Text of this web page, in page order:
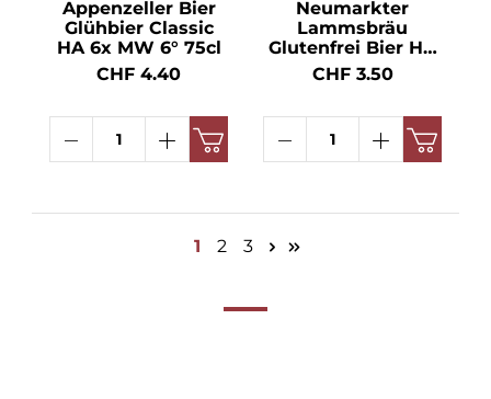
Appenzeller Bier
Glühbier Classic
HA 6x MW 6° 75cl
CHF 4.40
Neumarkter
Lammsbräu
Glutenfrei Bier HA
10 x MW BIO 4.7°
33.1cl
CHF 3.50
1 2 3